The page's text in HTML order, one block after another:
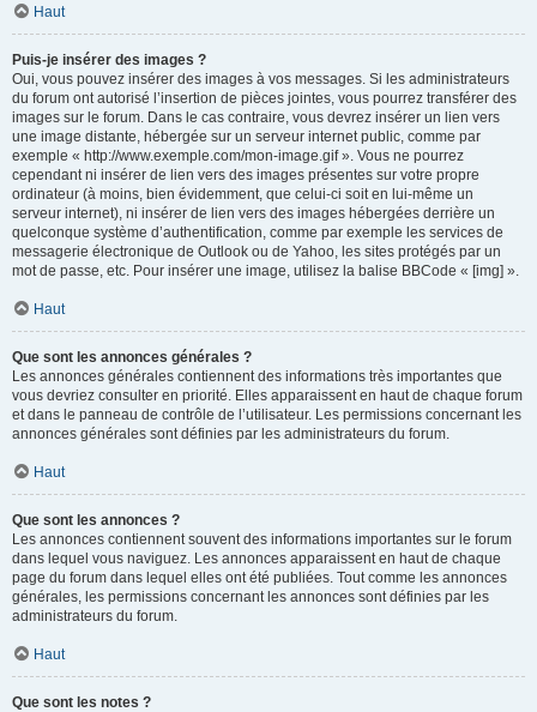
Haut
Puis-je insérer des images ?
Oui, vous pouvez insérer des images à vos messages. Si les administrateurs
du forum ont autorisé l’insertion de pièces jointes, vous pourrez transférer des
images sur le forum. Dans le cas contraire, vous devrez insérer un lien vers
une image distante, hébergée sur un serveur internet public, comme par
exemple « http://www.exemple.com/mon-image.gif ». Vous ne pourrez
cependant ni insérer de lien vers des images présentes sur votre propre
ordinateur (à moins, bien évidemment, que celui-ci soit en lui-même un
serveur internet), ni insérer de lien vers des images hébergées derrière un
quelconque système d’authentification, comme par exemple les services de
messagerie électronique de Outlook ou de Yahoo, les sites protégés par un
mot de passe, etc. Pour insérer une image, utilisez la balise BBCode « [img] ».
Haut
Que sont les annonces générales ?
Les annonces générales contiennent des informations très importantes que
vous devriez consulter en priorité. Elles apparaissent en haut de chaque forum
et dans le panneau de contrôle de l’utilisateur. Les permissions concernant les
annonces générales sont définies par les administrateurs du forum.
Haut
Que sont les annonces ?
Les annonces contiennent souvent des informations importantes sur le forum
dans lequel vous naviguez. Les annonces apparaissent en haut de chaque
page du forum dans lequel elles ont été publiées. Tout comme les annonces
générales, les permissions concernant les annonces sont définies par les
administrateurs du forum.
Haut
Que sont les notes ?